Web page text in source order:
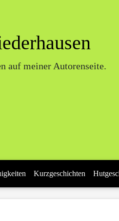
auf meiner Autorenseite.
Kurzgeschichten